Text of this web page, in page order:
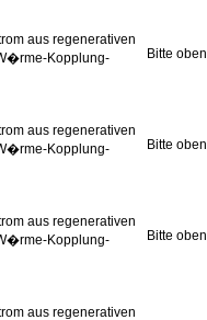
aus regenerativen
Kopplung-
Bitte
aus regenerativen
Kopplung-
Bitte
aus regenerativen
Kopplung-
Bitte
aus regenerativen